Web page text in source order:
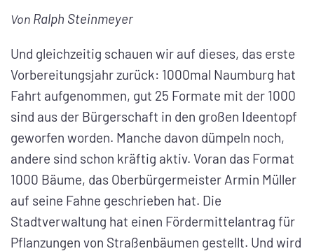
Von Ralph Steinmeyer
Und gleichzeitig schauen wir auf dieses, das erste
Vorbereitungsjahr zurück: 1000mal Naumburg hat
Fahrt aufgenommen, gut 25 Formate mit der 1000
sind aus der Bürgerschaft in den großen Ideentopf
geworfen worden. Manche davon dümpeln noch,
andere sind schon kräftig aktiv. Voran das Format
1000 Bäume, das Oberbürgermeister Armin Müller
auf seine Fahne geschrieben hat. Die
Stadtverwaltung hat einen Fördermittelantrag für
Pflanzungen von Straßenbäumen gestellt. Und wird